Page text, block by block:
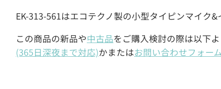
EK-313-561はエコテクノ製の小型タイピンマイク&
この商品の新品や中古品をご購入検討の際は以下
(365日深夜まで対応)かまたはお問い合わせフォー